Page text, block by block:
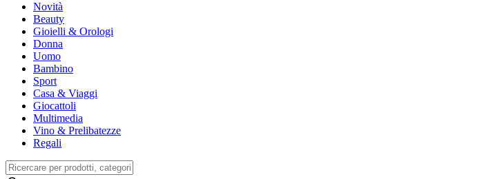
Novità
Beauty
Gioielli & Orologi
Donna
Uomo
Bambino
Sport
Casa & Viaggi
Giocattoli
Multimedia
Vino & Prelibatezze
Regali